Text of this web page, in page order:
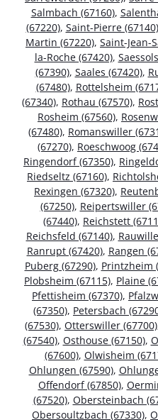
Salmbach (67160),
(67220), Saint-Pierre (67140)
Martin (67220), Saint-Jean-
la-Roche (67420),
(67390), Saales (67420),
(67480), Rottelsheim
(67340), Rothau (67570),
Rosheim (67560),
(67480), Romanswiller
(67270), Roeschwoog
Ringendorf (67350),
Riedseltz (67160),
Rexingen (67320),
(67250), Reipertswiller
(67440), Reichstett
Reichsfeld (67140),
Ranrupt (67420), Rangen
Puberg (67290), Printzheim
Plobsheim (67115), Plaine
Pfettisheim (67370),
(67350), Petersbach
(67530), Otterswiller (67700)
(67540), Osthouse (67150),
(67600), Olwisheim
Ohlungen (67590),
Offendorf (67850),
(67520), Obersteinbach
Obersoultzbach (67330),